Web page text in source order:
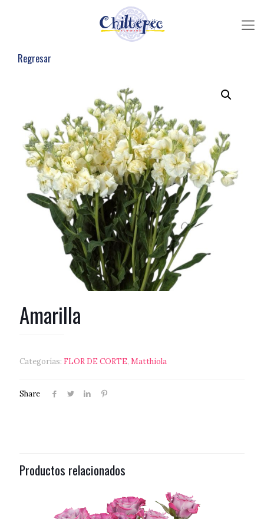
Regresar
Amarilla
Categorías: FLOR DE CORTE, Matthiola
Share
Productos relacionados